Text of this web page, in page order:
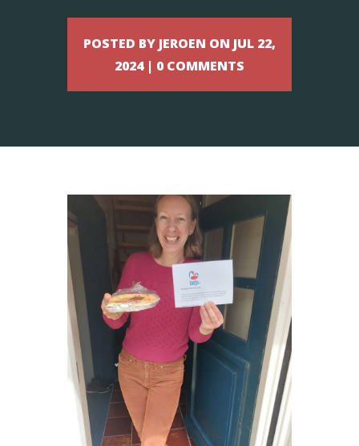
POSTED BY JEROEN ON JUL 22,
2024 | 0 COMMENTS